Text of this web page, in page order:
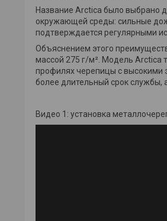
Название Arctica было выбрано
окружающей среды: сильные
подтверждается регулярными
Объяснением этого
массой 275 г/м². Модель Arctica
профилях черепицы с высокими
более длительный срок службы,
Видео 1: установка